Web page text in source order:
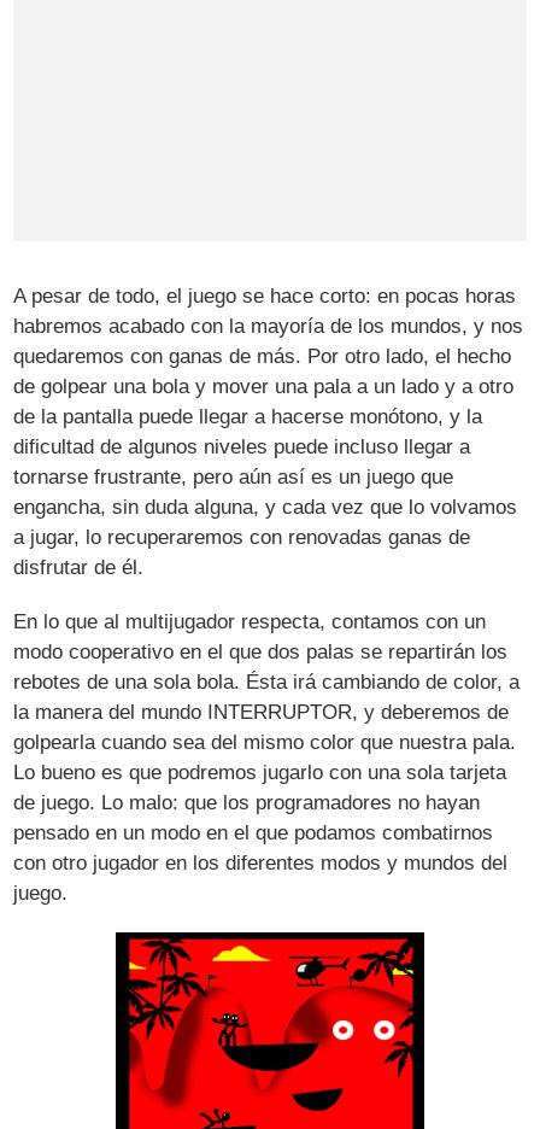
A pesar de todo, el juego se hace corto: en pocas horas
habremos acabado con la mayoría de los mundos, y nos
quedaremos con ganas de más. Por otro lado, el hecho
de golpear una bola y mover una pala a un lado y a otro
de la pantalla puede llegar a hacerse monótono, y la
dificultad de algunos niveles puede incluso llegar a
tornarse frustrante, pero aún así es un juego que
engancha, sin duda alguna, y cada vez que lo volvamos
a jugar, lo recuperaremos con renovadas ganas de
disfrutar de él.
En lo que al multijugador respecta, contamos con un
modo cooperativo en el que dos palas se repartirán los
rebotes de una sola bola. Ésta irá cambiando de color, a
la manera del mundo INTERRUPTOR, y deberemos de
golpearla cuando sea del mismo color que nuestra pala.
Lo bueno es que podremos jugarlo con una sola tarjeta
de juego. Lo malo: que los programadores no hayan
pensado en un modo en el que podamos combatirnos
con otro jugador en los diferentes modos y mundos del
juego.